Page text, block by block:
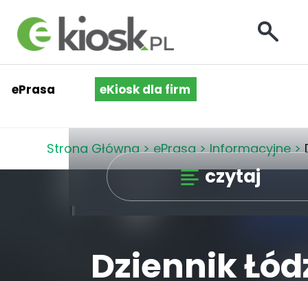
ePrasa eKiosk dla firm
Strona Główna > ePrasa > Informacyjne >
czytaj
Dziennik